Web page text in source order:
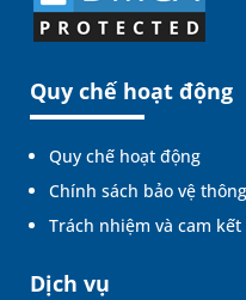
Quy chế hoạt động
Quy chế hoạt động
Chính sách bảo vệ
Trách nhiệm và cam kết
Dịch vụ